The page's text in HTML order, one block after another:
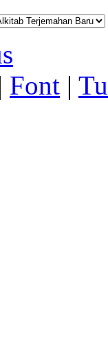
| Font |